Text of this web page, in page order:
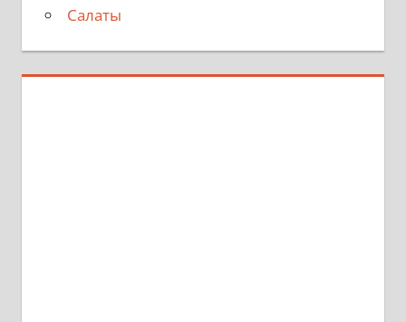
Салаты